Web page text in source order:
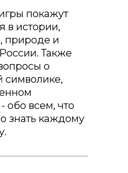
покажут
в истории,
природе и
Также
о
символике,
обо всем, что
знать каждому